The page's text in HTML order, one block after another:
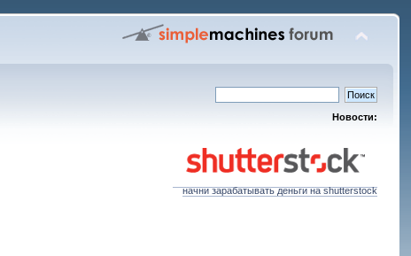
Новости:
начни зарабатывать деньги на shutterstock